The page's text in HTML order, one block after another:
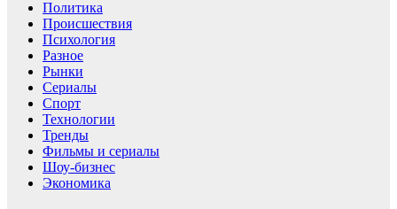
Политика
Происшествия
Психология
Разное
Рынки
Сериалы
Спорт
Технологии
Тренды
Фильмы и сериалы
Шоу-бизнес
Экономика